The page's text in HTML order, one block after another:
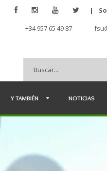
|
+34 957 65 49 87
Y TAMBIÉN NOTICIAS